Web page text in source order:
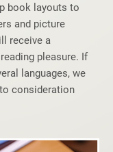
book layouts to
and picture
receive a
pleasure. If
languages, we
consideration